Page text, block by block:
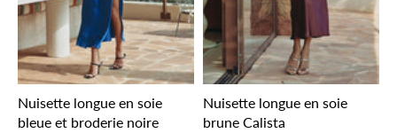
Nuisette longue en soie
bleue et broderie noire
Nuisette longue en soie
brune Calista